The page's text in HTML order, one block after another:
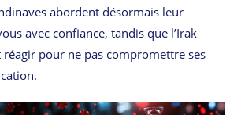
abordent désormais leur
avec confiance, tandis que l’Irak
pour ne pas compromettre ses